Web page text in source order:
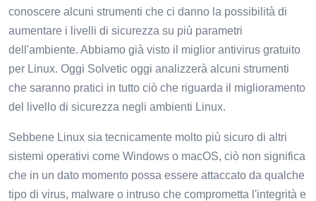
conoscere alcuni strumenti che ci danno la possibilità di
aumentare i livelli di sicurezza su più parametri
dell'ambiente. Abbiamo già visto il miglior antivirus gratuito
per Linux. Oggi Solvetic oggi analizzerà alcuni strumenti
che saranno pratici in tutto ciò che riguarda il miglioramento
del livello di sicurezza negli ambienti Linux.
Sebbene Linux sia tecnicamente molto più sicuro di altri
sistemi operativi come Windows o macOS, ciò non significa
che in un dato momento possa essere attaccato da qualche
tipo di virus, malware o intruso che comprometta l'integrità e